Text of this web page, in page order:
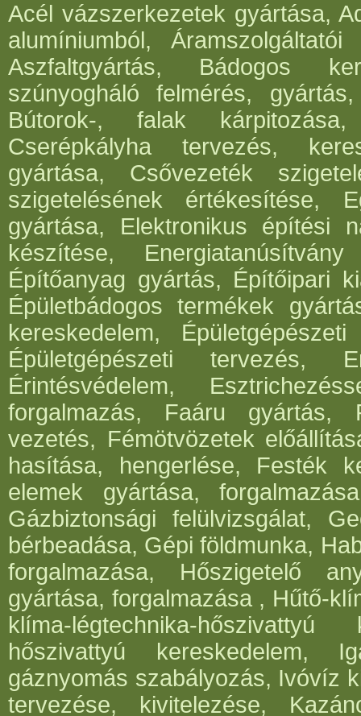
Acél vázszerkezetek gyártása,
alumíniumból,
Aszfaltgyártás, Bádogos
szúnyogháló felmérés,
Bútorok-, falak
Cserépkályha tervezés,
gyártása, Csővezeték
szigetelésének értékesítése,
gyártása, Elektronikus építési
készítése,
Építőanyag gyártás, Építőipari
Épületbádogos termékek
kereskedelem,
Épületgépészeti tervezés,
Érintésvédelem,
forgalmazás, Faáru gyártás,
vezetés, Fémötvözetek
hasítása, hengerlése, Festék
elemek gyártása,
Gázbiztonsági felülvizsgálat,
bérbeadása, Gépi földmunka,
forgalmazása, Hőszigetelő
gyártása, forgalmazása , Hűtő-
klíma-légtechnika-hőszivattyú
hőszivattyú kereskedelem,
gáznyomás szabályozás, Ivóvíz
tervezése, kivitelezése,